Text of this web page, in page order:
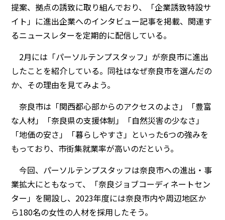
提案、拠点の誘致に取り組んでおり、「企業誘致特設サ
イト」に進出企業へのインタビュー記事を掲載、関連す
るニュースレターを定期的に配信している。
2月には「パーソルテンプスタッフ」が奈良市に進出
したことを紹介している。同社はなぜ奈良市を選んだの
か、その理由を見てみよう。
奈良市は「関西都心部からのアクセスのよさ」「豊富
な人材」「奈良県の支援体制」「自然災害の少なさ」
「地価の安さ」「暮らしやすさ」といった6つの強みを
もっており、市街集就業率が高いのだという。
今回、パーソルテンプスタッフは奈良市への進出・事
業拡大にともなって、「奈良ジョブコーディネートセン
ター」を開設し、2023年度には奈良市内や周辺地区か
ら180名の女性の人材を採用したそう。